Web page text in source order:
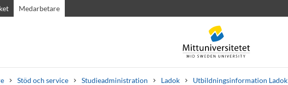
Medarbetare
Stöd och service Studieadministration Ladok Utbildningsinformation Ladok